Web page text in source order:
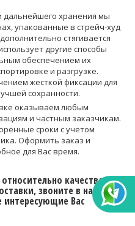
дальнейшего хранения мы
упакованные в стрейч-худ
стягивается
другие способы
обеспечением их
и разгрузке.
жесткой фиксации для
сохранности.
оказываем любым
и частным заказчикам.
сроки с учетом
Оформить заказ и
для Вас время.
качества
звоните в нашу
Вас